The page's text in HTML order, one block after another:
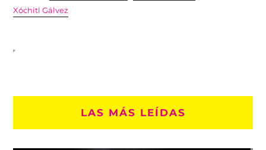
Xóchitl Gálvez
LAS MÁS LEÍDAS